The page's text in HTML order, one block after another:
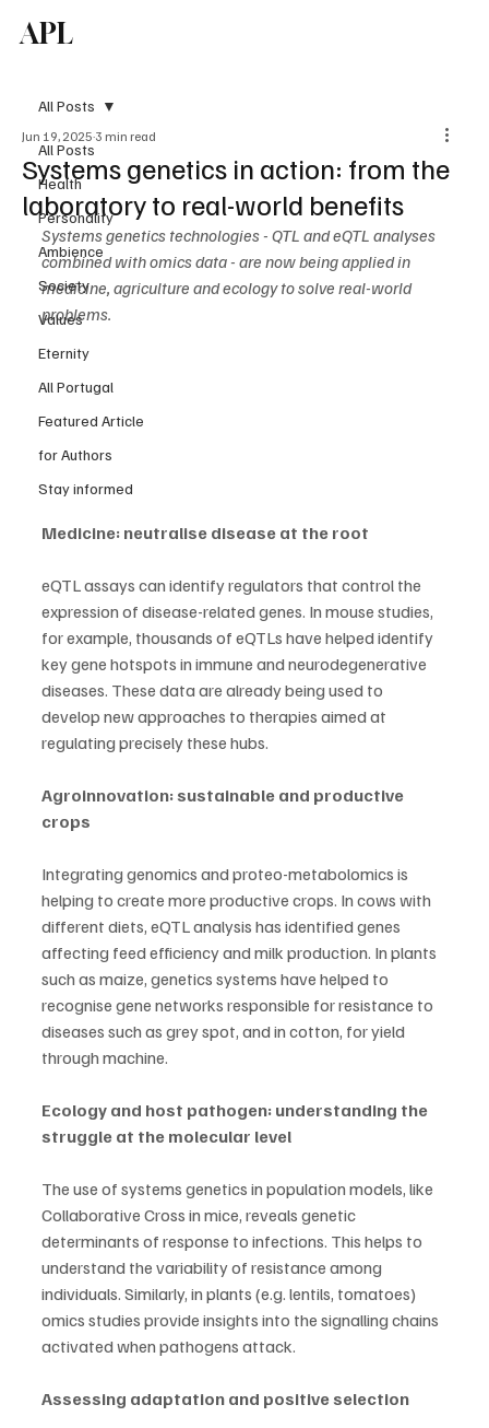
APL
All Posts
Health
Personality
Ambience
Society
Values
Eternity
All Portugal
Featured Article
for Authors
Stay informed
All Posts
Systems genetics in action: from the
laboratory to real-world benefits
Jun 19, 2025 3 min read
Systems genetics technologies - QTL and eQTL analyses
combined with omics data - are now being applied in
medicine, agriculture and ecology to solve real-world
problems.
Medicine: neutralise disease at the root
eQTL assays can identify regulators that control the
expression of disease-related genes. In mouse studies,
for example, thousands of eQTLs have helped identify
key gene hotspots in immune and neurodegenerative
diseases. These data are already being used to
develop new approaches to therapies aimed at
regulating precisely these hubs.
Agroinnovation: sustainable and productive
crops
Integrating genomics and proteo-metabolomics is
helping to create more productive crops. In cows with
different diets, eQTL analysis has identified genes
affecting feed efficiency and milk production. In plants
such as maize, genetics systems have helped to
recognise gene networks responsible for resistance to
diseases such as grey spot, and in cotton, for yield
through machine.
Ecology and host pathogen: understanding the
struggle at the molecular level
The use of systems genetics in population models, like
Collaborative Cross in mice, reveals genetic
determinants of response to infections. This helps to
understand the variability of resistance among
individuals. Similarly, in plants (e.g. lentils, tomatoes)
omics studies provide insights into the signalling chains
activated when pathogens attack.
Assessing adaptation and positive selection